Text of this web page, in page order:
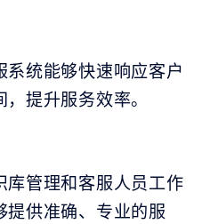
系统能够快速响应客户
提升服务效率。
库管理和客服人员工作
供准确、专业的服